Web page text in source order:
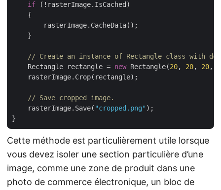
if (!rasterImage.IsCached)
    {
        rasterImage.CacheData();
    }
// Create an instance of Rectangle class with
    Rectangle rectangle =
new Rectangle(20, 20, 20,
    rasterImage.Crop(rectangle);
// Save cropped image.
    rasterImage.Save(
"cropped.png" );
Cette méthode est particulièrement utile lorsque
vous devez isoler une section particulière d’une
image, comme une zone de produit dans une
photo de commerce électronique, un bloc de